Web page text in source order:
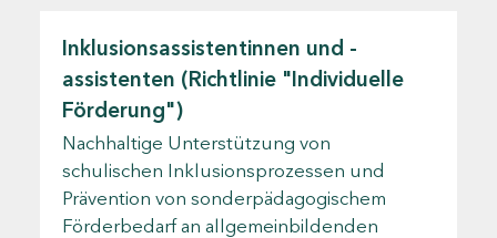
Inklusionsassistentinnen und -
assistenten (Richtlinie "Individuelle
Förderung")
Nachhaltige Unterstützung von
schulischen Inklusionsprozessen und
Prävention von sonderpädagogischem
Förderbedarf an allgemeinbildenden